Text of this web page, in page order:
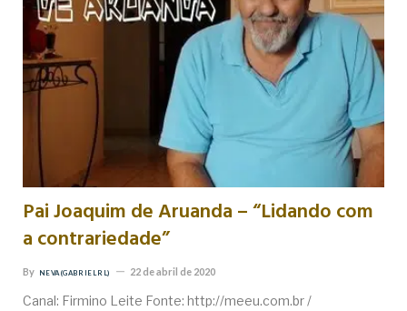
Pai Joaquim de Aruanda – “Lidando com
a contrariedade”
By NEVA (GABRIEL RL) 22 de abril de 2020
Canal: Firmino Leite Fonte: http://meeu.com.br /